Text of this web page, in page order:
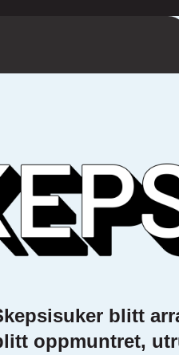
blitt
oppmuntret,